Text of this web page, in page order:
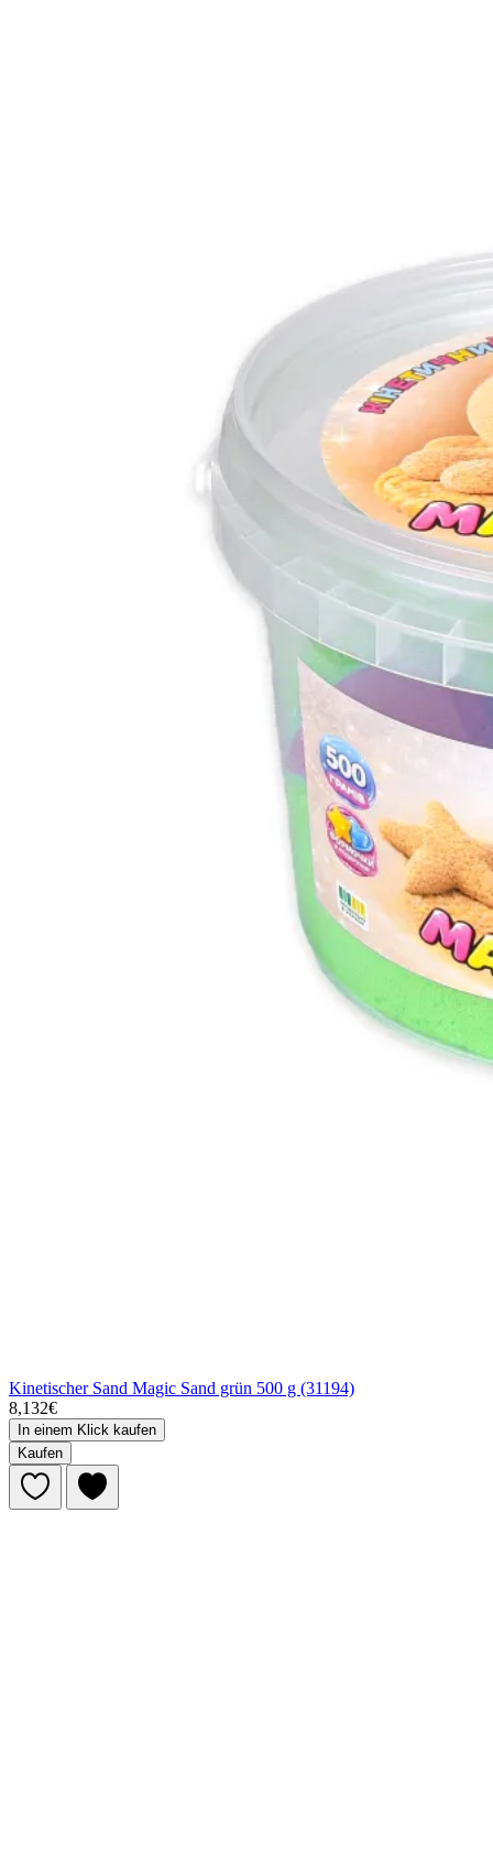
Kinetischer Sand Magic Sand grün 500 g (31194)
8,132€
In einem Klick kaufen
Kaufen